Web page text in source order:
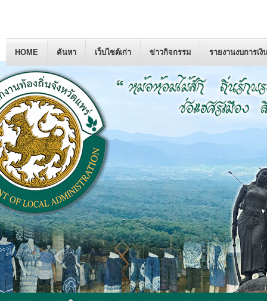
HOME ค้นหา เว็บไซต์เก่า ข่าวกิจกรรม รายงานงบการเงิ